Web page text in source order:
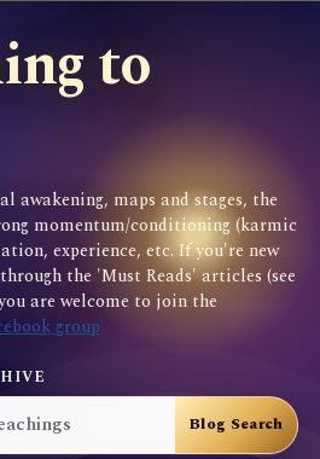
to
awakening, maps and stages, the
momentum/conditioning (karmic
experience, etc. If you're new
the 'Must Reads' articles (see
are welcome to join the
group